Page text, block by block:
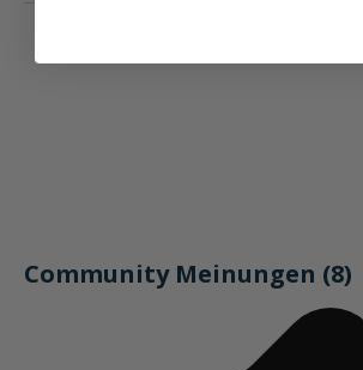
Community Meinungen (8)